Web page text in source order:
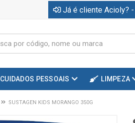
Já é cliente Acioly? -
CUIDADOS PESSOAIS LIMPEZA
SUSTAGEN KIDS MORANGO 350G